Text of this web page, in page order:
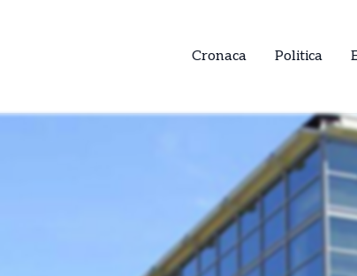
Cronaca Politica